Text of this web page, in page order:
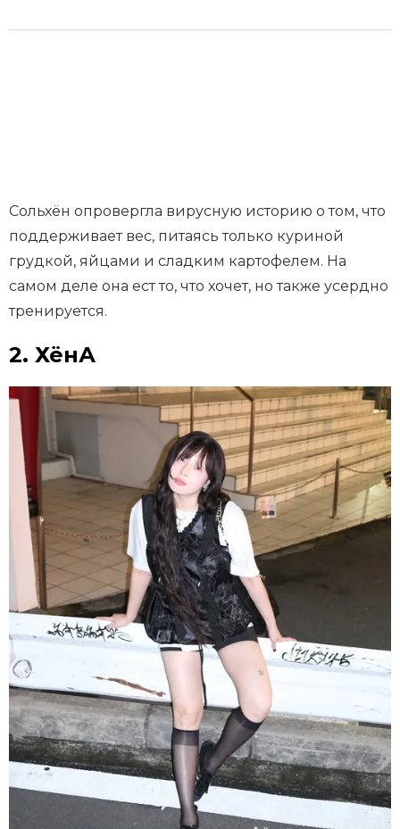
Сольхён опровергла вирусную историю о том, что
поддерживает вес, питаясь только куриной
грудкой, яйцами и сладким картофелем. На
самом деле она ест то, что хочет, но также усердно
тренируется.
2. ХёнА